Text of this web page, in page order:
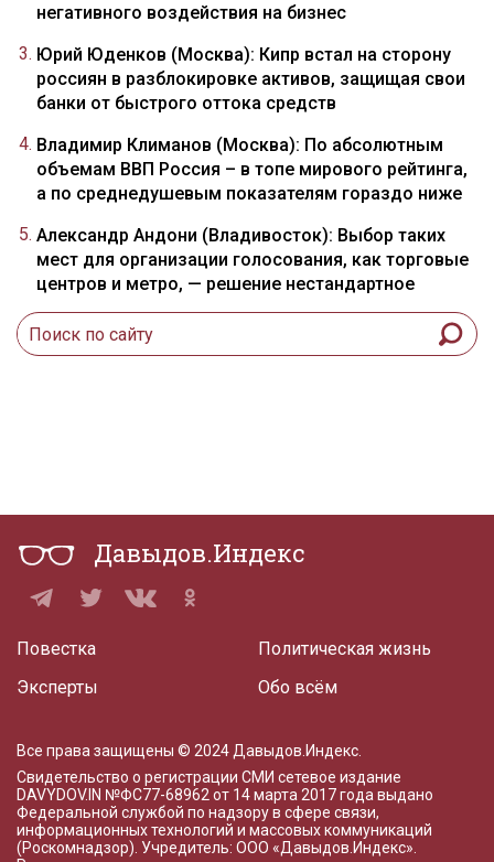
негативного воздействия на бизнес
Юрий Юденков (Москва): Кипр встал на сторону
россиян в разблокировке активов, защищая свои
банки от быстрого оттока средств
Владимир Климанов (Москва): По абсолютным
объемам ВВП Россия – в топе мирового рейтинга,
а по среднедушевым показателям гораздо ниже
Александр Андони (Владивосток): Выбор таких
мест для организации голосования, как торговые
центров и метро, — решение нестандартное
Давыдов.Индекс
Повестка
Эксперты
Политическая жизнь
Обо всём
Все права защищены © 2024 Давыдов.Индекс.
Свидетельство о регистрации СМИ сетевое издание
DAVYDOV.IN №ФС77-68962 от 14 марта 2017 года выдано
Федеральной службой по надзору в сфере связи,
информационных технологий и массовых коммуникаций
(Роскомнадзор). Учредитель: ООО «Давыдов.Индекс».